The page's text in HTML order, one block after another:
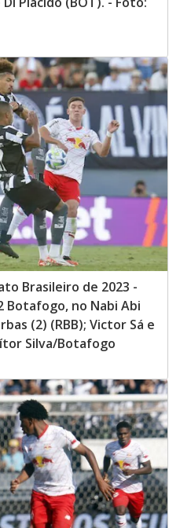
Brasileiro de 2023 -
Botafogo, no Nabi Abi
(2) (RBB); Victor Sá e
Silva/Botafogo